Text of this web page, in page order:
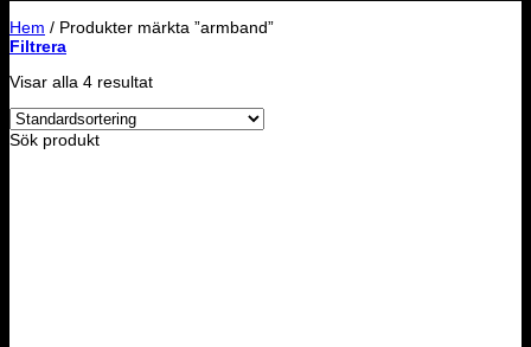
Hem / Produkter märkta ”armband”
Filtrera
Visar alla 4 resultat
Sök produkt